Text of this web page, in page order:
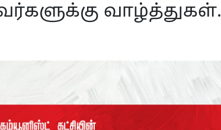
வாழ்த்துகள்.